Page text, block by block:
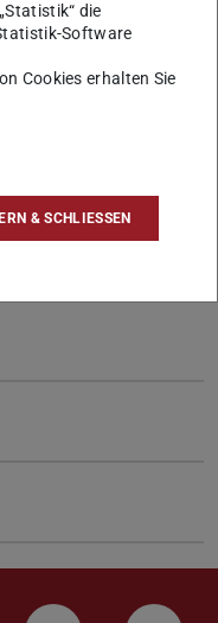
zur
die
Software
Cookies erhalten Sie
& SCHLIESSEN